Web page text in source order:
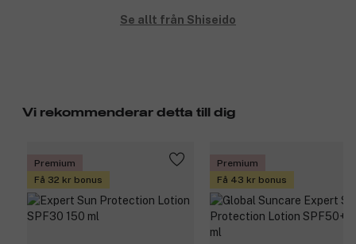
Se allt från Shiseido
Vi rekommenderar detta till dig
Premium
Få 32 kr bonus
Premium
Få 43 kr bonus